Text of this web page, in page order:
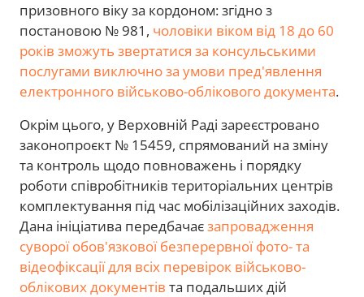
призовного віку за кордоном: згідно з
постановою № 981, чоловіки віком від 18 до 60
років зможуть звертатися за консульськими
послугами виключно за умови пред'явлення
електронного військово-облікового документа.
Окрім цього, у Верховній Раді зареєстровано
законопроєкт № 15459, спрямований на зміну
та контроль щодо повноважень і порядку
роботи співробітників територіальних центрів
комплектування під час мобілізаційних заходів.
Дана ініціатива передбачаєзапровадження
суворої обов'язкової безперервної фото- та
відеофіксації для всіх перевірок військово-
облікових документів та подальших дій